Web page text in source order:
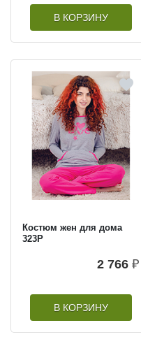
В КОРЗИНУ
Костюм жен для дома
323Р
2 766 ₽
В КОРЗИНУ